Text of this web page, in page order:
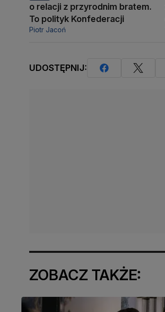
o relacji z przyrodnim bratem.
To polityk Konfederacji
Piotr Jacoń
UDOSTĘPNIJ:
ZOBACZ TAKŻE: